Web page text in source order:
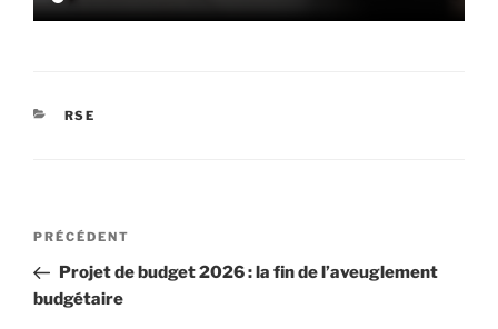
CATÉGORIES
RSE
Navigation
l’article
Article
précédent
PRÉCÉDENT
Projet de budget 2026 : la fin de l’aveuglement
budgétaire